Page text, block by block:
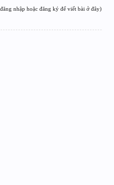
nhập hoặc đăng ký để viết bài ở đây)